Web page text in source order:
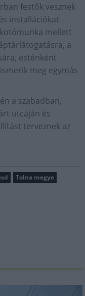
festők vesznek
installációkat
mellett
a
esténként
meg egymás
a szabadban,
utcáján és
terveznek az
Tolna megye